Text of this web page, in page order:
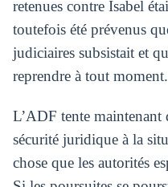
retenues contre Isabel
toutefois été prévenus
judiciaires subsistait et
reprendre à tout moment.
L’ADF tente maintenant
sécurité juridique à la
chose que les autorités